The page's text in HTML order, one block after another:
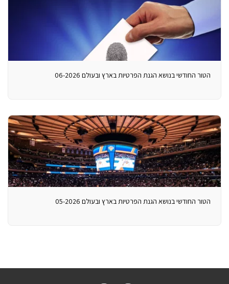
הטור החודשי בנושא הגנת הפרטיות בארץ ובעולם 06-2026
הטור החודשי בנושא הגנת הפרטיות בארץ ובעולם 05-2026